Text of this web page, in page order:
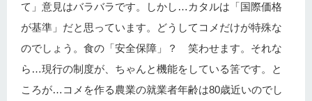
て」意見はバラバラです。しかし…カタルは「国際価格
が基準」だと思っています。どうしてコメだけが特殊な
のでしょう。食の「安全保障」？ 笑わせます。それな
ら…現行の制度が、ちゃんと機能をしている筈です。と
ころが…コメを作る農業の就業者年齢は80歳近いのでし